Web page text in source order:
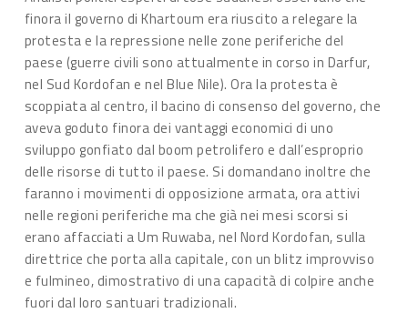
finora il governo di Khartoum era riuscito a relegare la
protesta e la repressione nelle zone periferiche del
paese (guerre civili sono attualmente in corso in Darfur,
nel Sud Kordofan e nel Blue Nile). Ora la protesta è
scoppiata al centro, il bacino di consenso del governo, che
aveva goduto finora dei vantaggi economici di uno
sviluppo gonfiato dal boom petrolifero e dall’esproprio
delle risorse di tutto il paese. Si domandano inoltre che
faranno i movimenti di opposizione armata, ora attivi
nelle regioni periferiche ma che già nei mesi scorsi si
erano affacciati a Um Ruwaba, nel Nord Kordofan, sulla
direttrice che porta alla capitale, con un blitz improvviso
e fulmineo, dimostrativo di una capacità di colpire anche
fuori dal loro santuari tradizionali.